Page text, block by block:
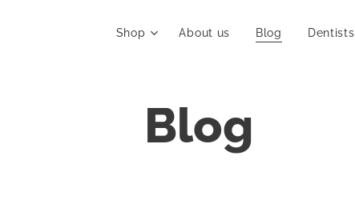
Shop About us Blog Dentists
Blog